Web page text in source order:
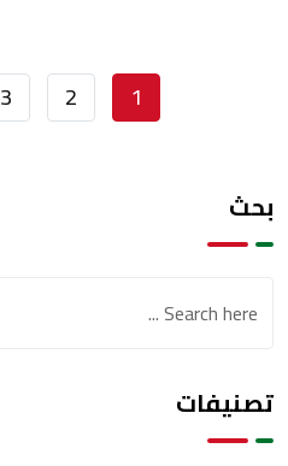
1
2
3
بحث
تصنيفات